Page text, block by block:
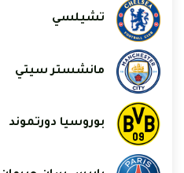
تشيلسي
مانشستر سيتي
بوروسيا دورتموند